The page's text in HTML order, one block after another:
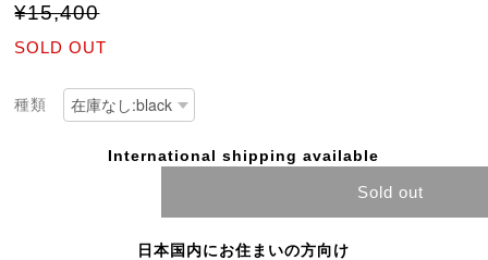
¥15,400
SOLD OUT
種類
International shipping available
Sold out
日本国内にお住まいの方向け